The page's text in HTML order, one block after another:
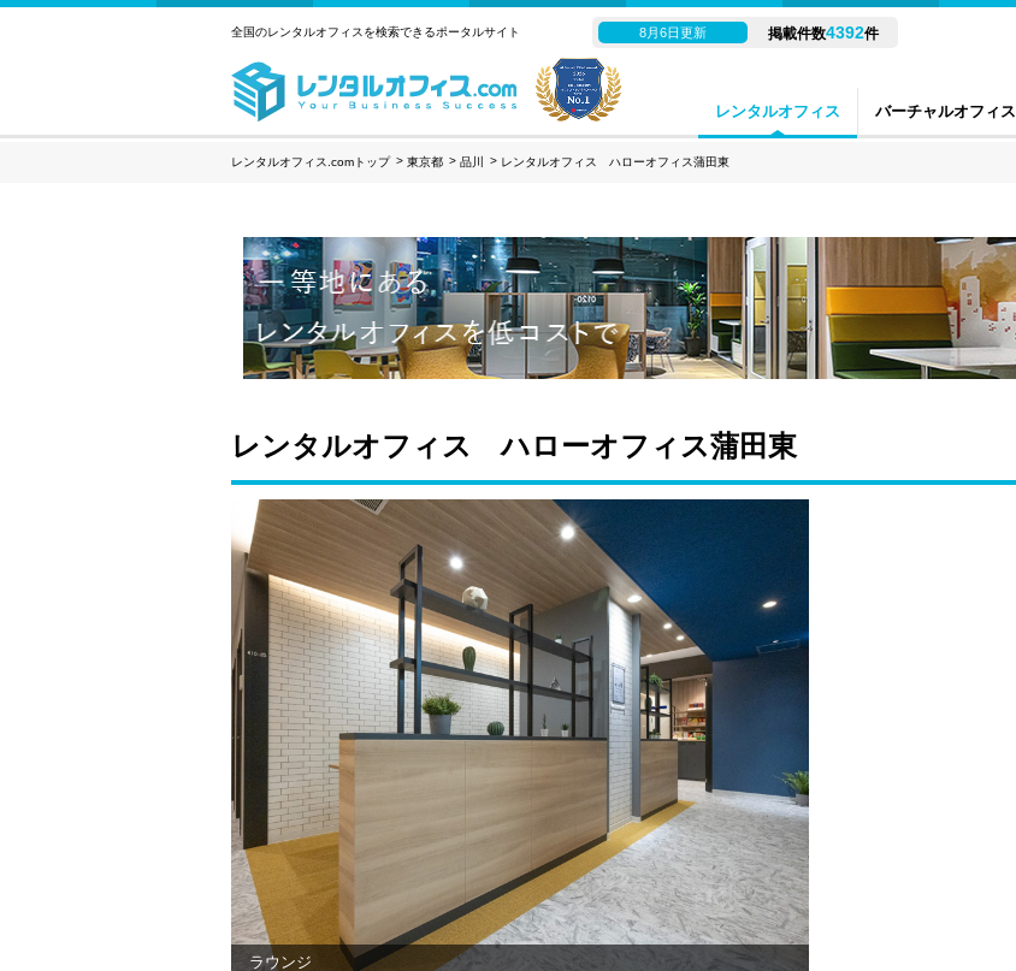
レンタルオフィス バーチャルオフィス
全国のレンタルオフィスを検索できるポータルサイト 8月6日更新 掲載件数4392件
レンタルオフィス.comトップ 東京都 品川 レンタルオフィス ハローオフィス蒲田東
レンタルオフィス ハローオフィス蒲田東
ラウンジ